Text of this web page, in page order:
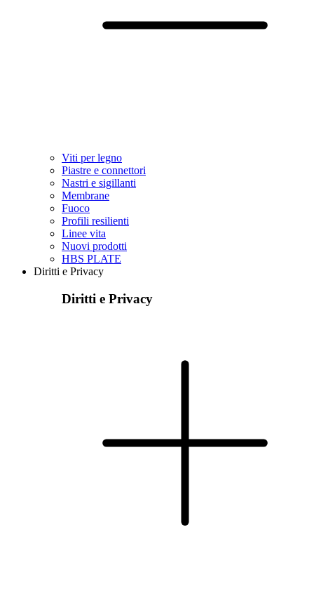
Viti per legno
Piastre e connettori
Nastri e sigillanti
Membrane
Fuoco
Profili resilienti
Linee vita
Nuovi prodotti
HBS PLATE
Diritti e Privacy
Diritti e Privacy